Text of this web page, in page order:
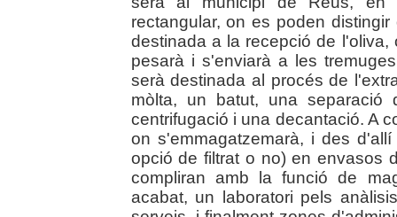
rectangular, on es poden
destinada a la recepció de
pesarà i s'enviarà a les
serà destinada al procés de
mòlta, un batut, una
centrifugació i una decantació. A
on s'emmagatzemarà, i des
opció de filtrat o no) en envasos
compliran amb la funció de
acabat, un laboratori pels